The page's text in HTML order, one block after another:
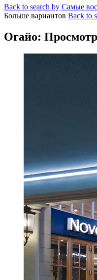
Back to search by Самые
Больше вариантов Back to
Огайо: